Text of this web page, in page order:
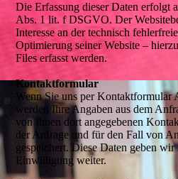
Die Erfassung dieser Daten erfolgt
Abs. 1 lit. f DSGVO. Der
Interesse an der technisch
Optimierung seiner Website –
Files erfasst werden.
Kontaktformular
Wenn Sie uns per Kontaktformular
werden Ihre Angaben aus dem
von Ihnen dort angegebenen
der Anfrage und für den Fall von
gespeichert. Diese Daten geben
Einwilligung weiter.